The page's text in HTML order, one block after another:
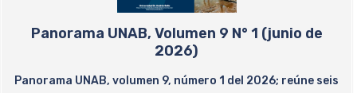
Panorama UNAB, Volumen 9 N° 1 (junio de
2026)
Panorama UNAB, volumen 9, número 1 del 2026; reúne seis